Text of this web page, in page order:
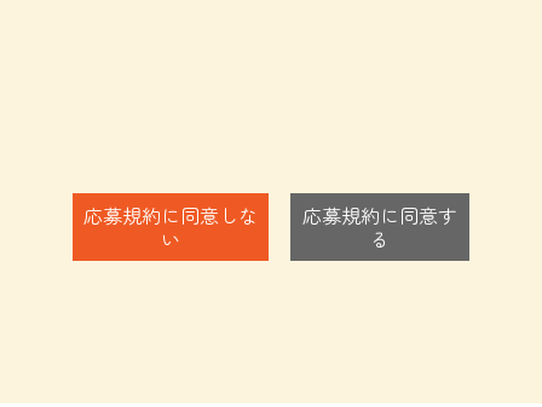
トラブル等につきましては事務局では一
切責任を持ちません。十分ご留意の上、
ご利用ください。
応募規約に同意しな
い
応募規約に同意す
る